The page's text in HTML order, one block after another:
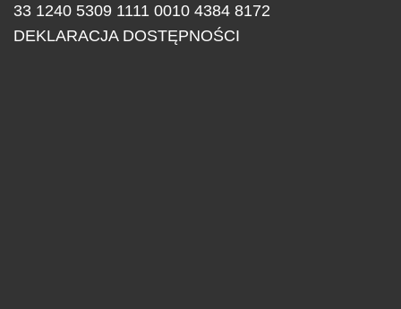
33 1240 5309 1111 0010 4384 8172
DEKLARACJA DOSTĘPNOŚCI